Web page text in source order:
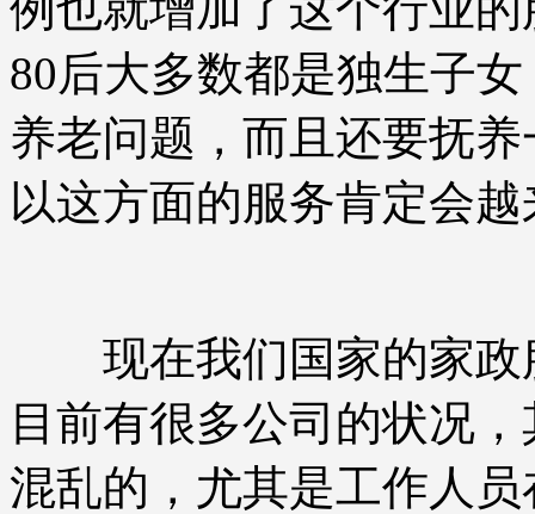
80后大多数都是独生子
养老问题，而且还要抚
以这方面的服务肯定会
现在我们国家的家政
目前有很多公司的状况
混乱的，尤其是工作人